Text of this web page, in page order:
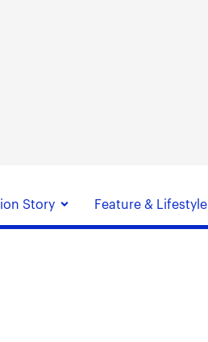
Story Feature & Lifestyle